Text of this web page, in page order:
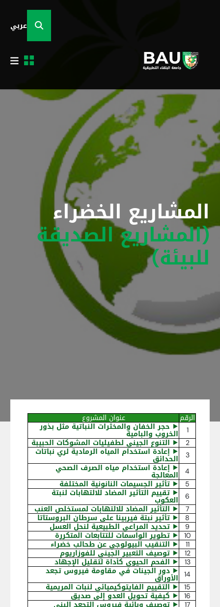
عربي
المشاريع الخضراء
(المشاريع الصديقة
للبيئة)
الرقم
عنوان المشروع
1
⯈حجر الخفان والمخثرات النباتية مثل بذور
الخروب والبامية
2
⯈التنوع الجيني لطفيليات المشوكات الحبيبة
3
⯈إعادة استخدام المياه الرمادية لري نباتات
الحدائق
4
⯈إعادة استخدام مياه الصرف الصحي
المعالجة
5
⯈تأثير الجسيمات النانونية المختلفة
6
⯈تقييم التأثير المضاد للالتهابات لنبتة
العكوب
7
⯈التأثير المضاد للالتهابات لمستخلص العنب
8
⯈تأثير نبتة فيربينا على سرطان البروستاتا
9
⯈تحديد المراعي الطبيعية لنحل العسل
10
⯈تطوير الواسمات للتتابعات المتكررة
11
⯈التنقيب البيولوجي عن طحالب خضراء
12
⯈توصيف التعبير الجيني للفوزاريوم
13
⯈الفحم الحيوي كأداة لتقليل الإجهاد
14
⯈دور الجينات في مقاومة فيروس تجعد
الأوراق
15
⯈التقييم الفايتوكيميائي لنبات المريمية
16
⯈كيفية تحويل العدو إلى صديق